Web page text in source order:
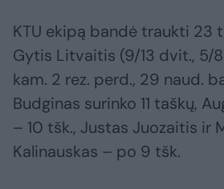
KTU ekipą bandė traukti 23
Gytis Litvaitis (9/13 dvit., 5/
kam. 2 rez. perd., 29 naud.
Budginas surinko 11 taškų,
– 10 tšk., Justas Juozaitis ir
Kalinauskas – po 9 tšk.